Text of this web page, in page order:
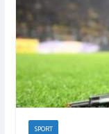
SPORT